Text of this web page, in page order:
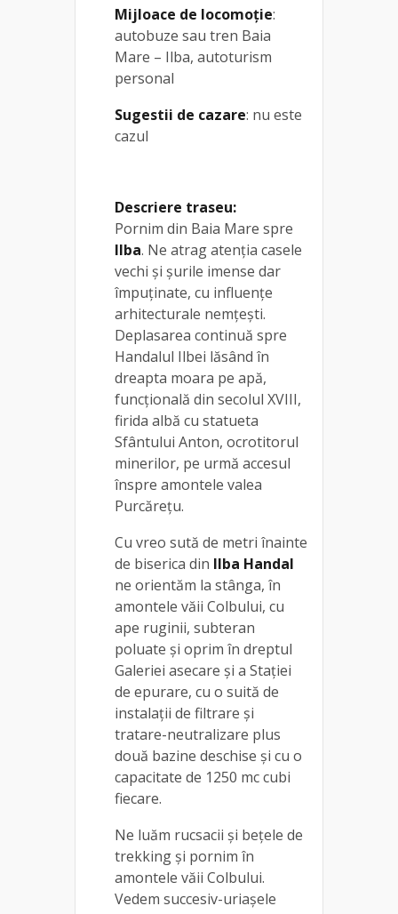
Mijloace de locomoție:
autobuze sau tren Baia
Mare – Ilba, autoturism
personal
Sugestii de cazare: nu este
cazul
Descriere traseu:
Pornim din Baia Mare spre
Ilba. Ne atrag atenţia casele
vechi şi şurile imense dar
împuţinate, cu influenţe
arhitecturale nemțești.
Deplasarea continuă spre
Handalul Ilbei lăsând în
dreapta moara pe apă,
funcţională din secolul XVIII,
firida albă cu statueta
Sfântului Anton, ocrotitorul
minerilor, pe urmă accesul
înspre amontele valea
Purcăreţu.
Cu vreo sută de metri înainte
de biserica din Ilba Handal
ne orientăm la stânga, în
amontele văii Colbului, cu
ape ruginii, subteran
poluate și oprim în dreptul
Galeriei asecare şi a Staţiei
de epurare, cu o suită de
instalaţii de filtrare şi
tratare-neutralizare plus
două bazine deschise şi cu o
capacitate de 1250 mc cubi
fiecare.
Ne luăm rucsacii și bețele de
trekking și pornim în
amontele văii Colbului.
Vedem succesiv-uriaşele